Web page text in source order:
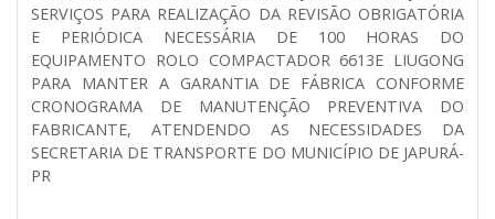
SERVIÇOS PARA REALIZAÇÃO DA REVISÃO OBRIGATÓRIA
E PERIÓDICA NECESSÁRIA DE 100 HORAS DO
EQUIPAMENTO ROLO COMPACTADOR 6613E LIUGONG
PARA MANTER A GARANTIA DE FÁBRICA CONFORME
CRONOGRAMA DE MANUTENÇÃO PREVENTIVA DO
FABRICANTE, ATENDENDO AS NECESSIDADES DA
SECRETARIA DE TRANSPORTE DO MUNICÍPIO DE JAPURÁ-
PR